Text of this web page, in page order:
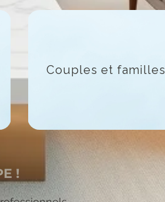
Couples et familles
!